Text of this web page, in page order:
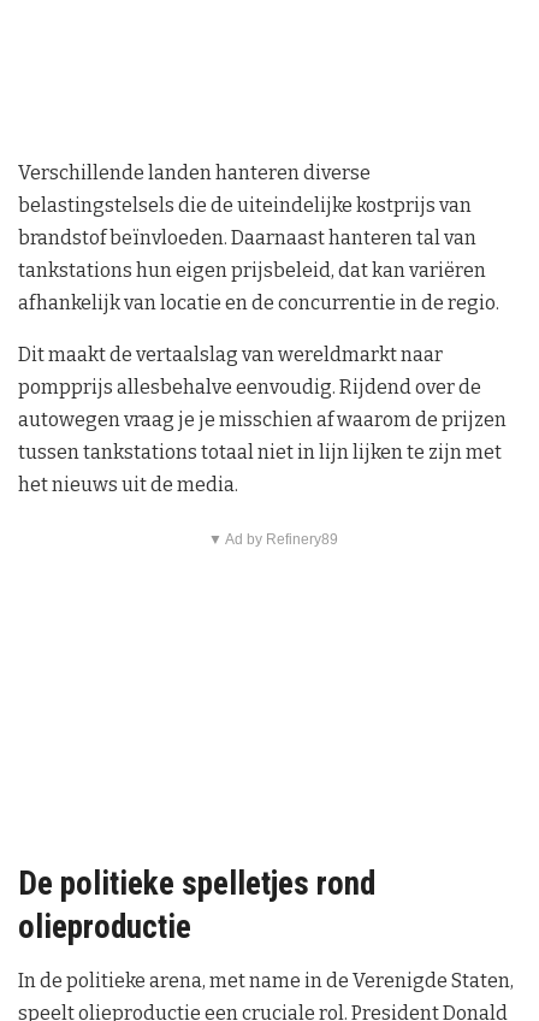
Verschillende landen hanteren diverse
belastingstelsels die de uiteindelijke kostprijs van
brandstof beïnvloeden. Daarnaast hanteren tal van
tankstations hun eigen prijsbeleid, dat kan variëren
afhankelijk van locatie en de concurrentie in de regio.
Dit maakt de vertaalslag van wereldmarkt naar
pompprijs allesbehalve eenvoudig. Rijdend over de
autowegen vraag je je misschien af waarom de prijzen
tussen tankstations totaal niet in lijn lijken te zijn met
het nieuws uit de media.
▼ Ad by Refinery89
De politieke spelletjes rond
olieproductie
In de politieke arena, met name in de Verenigde Staten,
speelt olieproductie een cruciale rol. President Donald